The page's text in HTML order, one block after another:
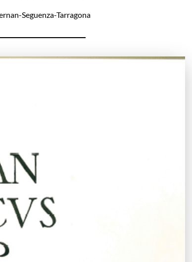
Seguenza-Tarragona